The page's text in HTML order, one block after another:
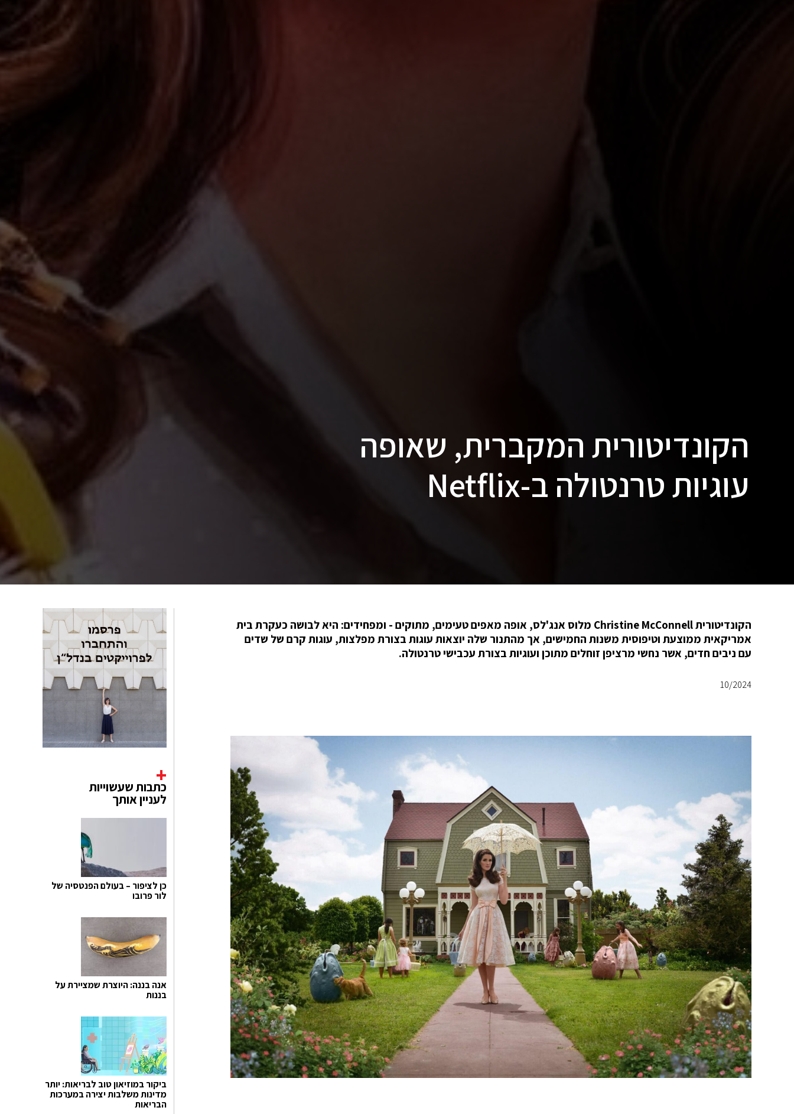
הקונדיטורית המקברית, שאופה
עוגיות טרנטולה ב-Netflix
הקונדיטורית Christine McConnell מלוס אנג'לס, אופה מאפים טעימים, מתוקים - ומפחידים: היא לבושה כעקרת בית
אמריקאית ממוצעת וטיפוסית משנות החמישים, אך מהתנור שלה יוצאות עוגות בצורת מפלצות, עוגות קרם של שדים
עם ניבים חדים, אשר נחשי מרציפן זוחלים מתוכן ועוגיות בצורת עכבישי טרנטולה.
10/2024
כתבות שעשוייות
לעניין אותך
כן לציפור – בעולם הפנטסיה של
לור פרובו
אנה בננה: היוצרת שמציירת על
בננות
ביקור במוזיאון טוב לבריאות: יותר
מדינות משלבות יצירה במערכות
הבריאות